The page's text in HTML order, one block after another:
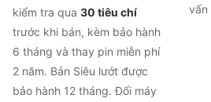
kiểm tra qua 30 tiêu chí
trước khi bán, kèm bảo hành
6 tháng và thay pin miễn phí
2 năm. Bản Siêu lướt được
bảo hành 12 tháng. Đổi máy
vấn